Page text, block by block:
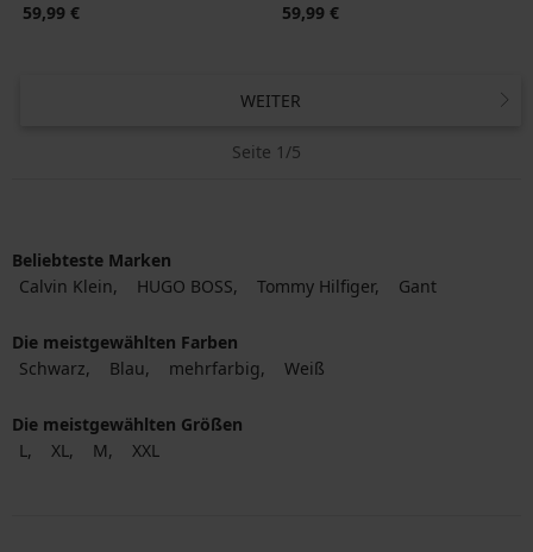
59,99 €
59,99 €
WEITER
Seite 1/5
Beliebteste Marken
Calvin Klein
HUGO BOSS Tommy Hilfiger Gant
Die meistgewählten Farben
Schwarz
Blau mehrfarbig Weiß
Die meistgewählten Größen
L
XL M XXL